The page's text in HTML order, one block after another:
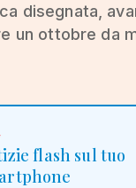
disegnata,
un ottobre da
flash sul tuo